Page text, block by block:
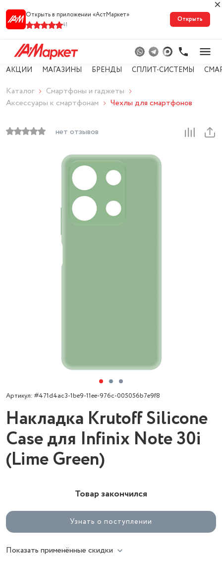
Открыть в приложении «АстМарке‪т‬»
41
Открыть
АКЦИИ МАГАЗИНЫ БРЕНДЫ СПЛИТ-СИСТЕМЫ
Каталог
Смартфоны и гаджеты
Аксессуары к смартфонам
Чехлы для смартфонов
нет отзывов
Артикул: #471d4ac3-1be9-11ee-976c-005056b7e9f8
Накладка Krutoff Silicone
Case для Infinix Note 30i
(Lime Green)
Товар закончился
Узнать о поступлении
Показать применённые скидки